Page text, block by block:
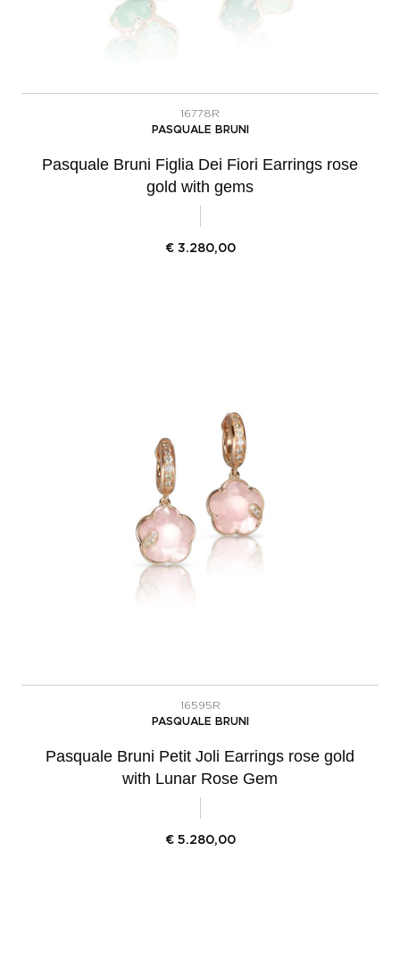
16778R
PASQUALE BRUNI
Pasquale Bruni Figlia Dei Fiori Earrings rose
gold with gems
€ 3.280,00
16595R
PASQUALE BRUNI
Pasquale Bruni Petit Joli Earrings rose gold
with Lunar Rose Gem
€ 5.280,00